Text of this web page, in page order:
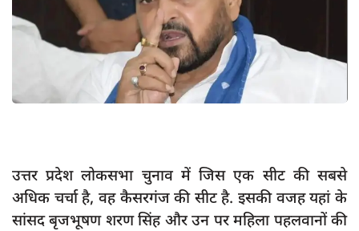
App verify
अपराध
स्वास्थ्य
साक्षात्कार
उत्तर प्रदेश लोकसभा चुनाव में जिस एक सीट की सबसे
अधिक चर्चा है, वह कैसरगंज की सीट है. इसकी वजह यहां के
सांसद बृजभूषण शरण सिंह और उन पर महिला पहलवानों की